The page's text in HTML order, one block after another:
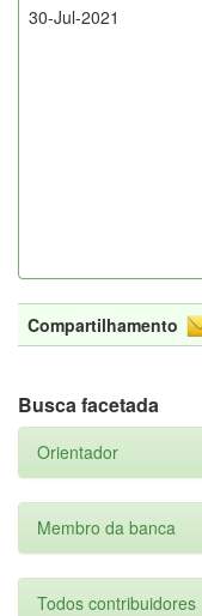
30-Jul-2021
Compartilhamento
Busca facetada
Orientador
Membro da banca
Todos contribuidores